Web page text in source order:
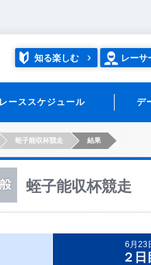
知る楽しむ レーサ
レーススケジュール デ
蛭子能収杯競走 結果
蛭子能収杯競走
6月23
２日